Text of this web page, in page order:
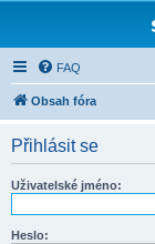
FAQ
Obsah fóra
Přihlásit se
Uživatelské jméno:
Heslo: